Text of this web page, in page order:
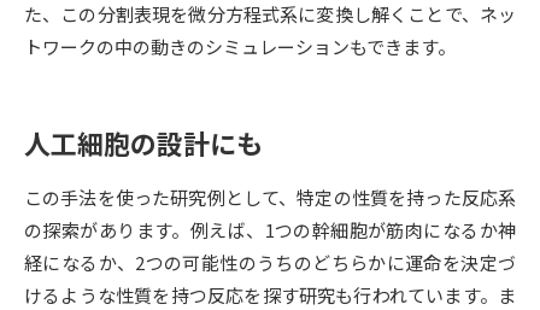
併願校選び
先輩が入学を決めた理由 テレメール全国一斉進学調査
新生活お役立ちガイド
た、この分割表現を微分方程式系に変換し解くことで、ネッ
トワークの中の動きのシミュレーションもできます。
人工細胞の設計にも
この手法を使った研究例として、特定の性質を持った反応系
の探索があります。例えば、1つの幹細胞が筋肉になるか神
経になるか、2つの可能性のうちのどちらかに運命を決定づ
けるような性質を持つ反応を探す研究も行われています。ま